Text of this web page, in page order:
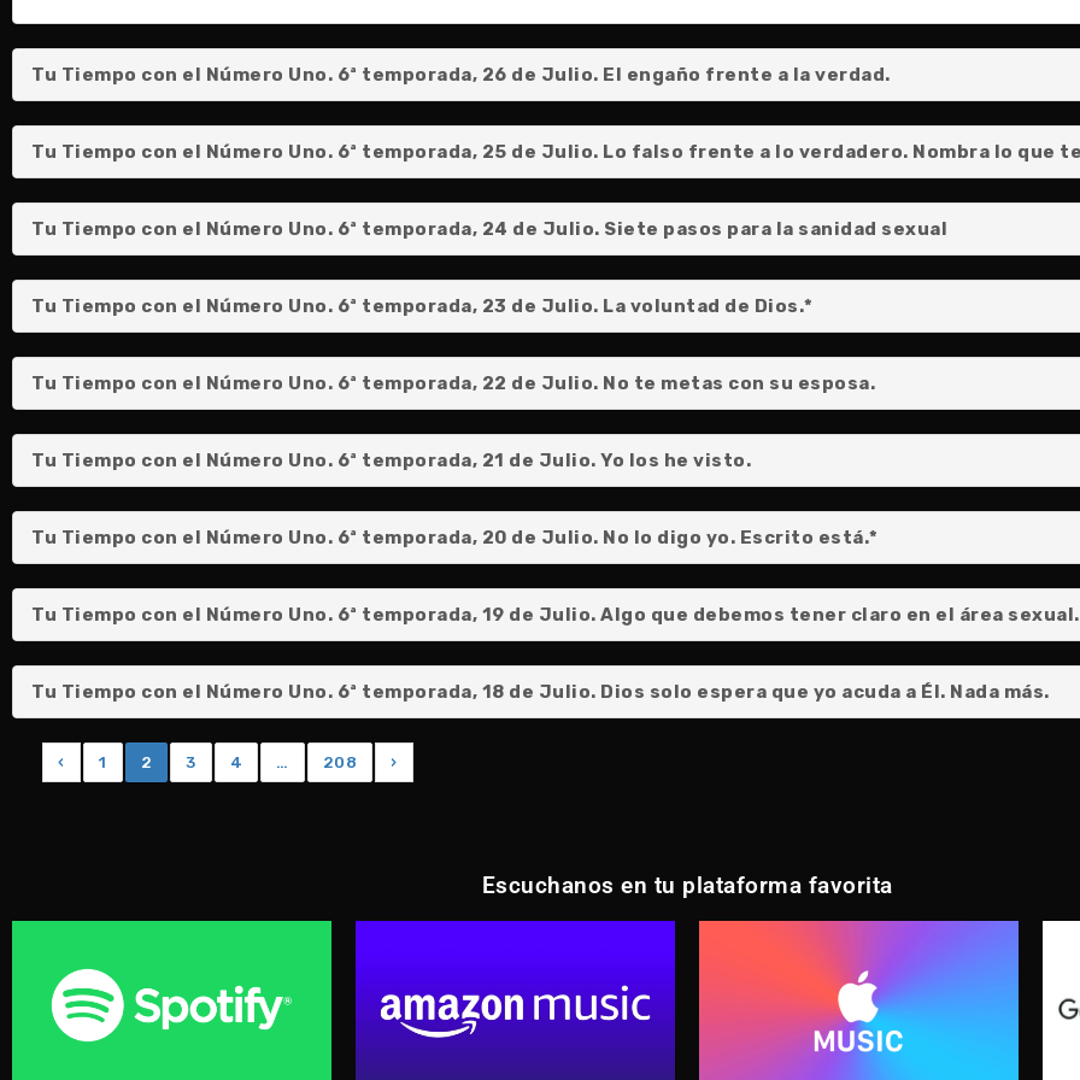
Tu Tiempo con el Número Uno. 6ª temporada, 26 de Julio. El engaño frente a la verdad.
Tu Tiempo con el Número Uno. 6ª temporada, 25 de Julio. Lo falso frente a lo verdadero. Nombra lo que
Tu Tiempo con el Número Uno. 6ª temporada, 24 de Julio. Siete pasos para la sanidad sexual
Tu Tiempo con el Número Uno. 6ª temporada, 23 de Julio. La voluntad de Dios.*
Tu Tiempo con el Número Uno. 6ª temporada, 22 de Julio. No te metas con su esposa.
Tu Tiempo con el Número Uno. 6ª temporada, 21 de Julio. Yo los he visto.
Tu Tiempo con el Número Uno. 6ª temporada, 20 de Julio. No lo digo yo. Escrito está.*
Tu Tiempo con el Número Uno. 6ª temporada, 19 de Julio. Algo que debemos tener claro en el área sexual.
Tu Tiempo con el Número Uno. 6ª temporada, 18 de Julio. Dios solo espera que yo acuda a Él. Nada más.
‹ 1 2 3 4 … 208 ›
Escuchanos en tu plataforma favorita